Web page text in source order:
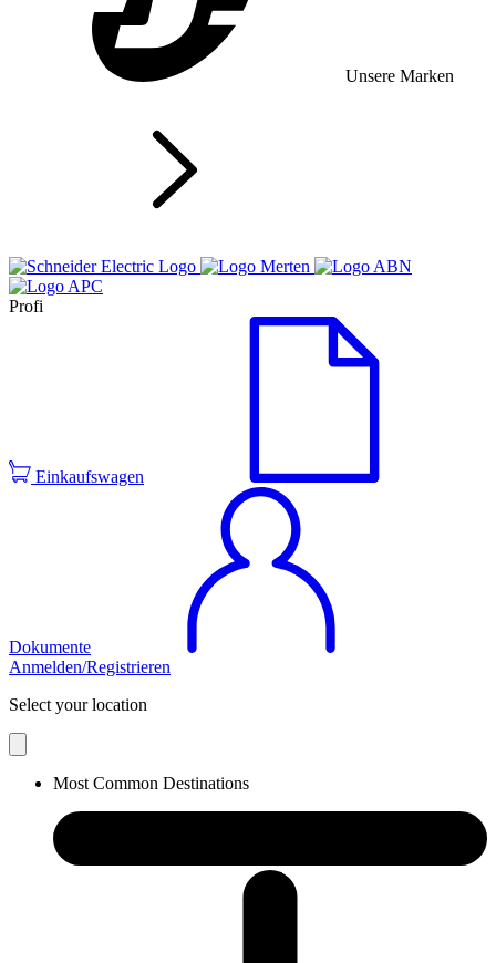
Unsere Marken
Profi
Einkaufswagen
Dokumente
Anmelden/Registrieren
Select your location
Most Common Destinations